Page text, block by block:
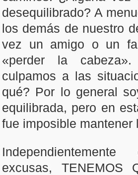
desequilibrado? A
los demás de nuestro
vez un amigo o un
«perder la
culpamos a las
qué? Por lo general
equilibrada, pero en
fue imposible mantener
excusas, TENEMOS